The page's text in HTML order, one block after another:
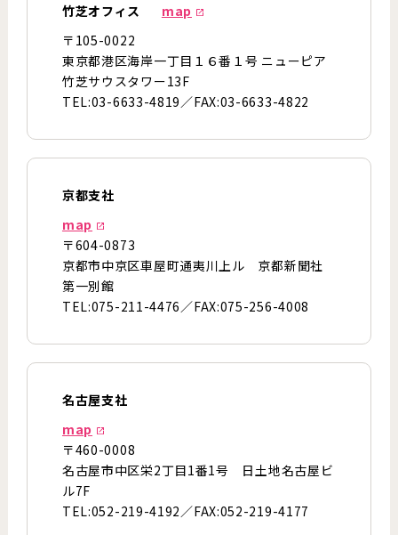
竹芝オフィス
map
〒105-0022
東京都港区海岸一丁目１６番１号 ニューピア
竹芝サウスタワー13F
TEL:03-6633-4819／FAX:03-6633-4822
京都支社
map
〒604-0873
京都市中京区車屋町通夷川上ル 京都新聞社
第一別館
TEL:075-211-4476／FAX:075-256-4008
名古屋支社
map
〒460-0008
名古屋市中区栄2丁目1番1号 日土地名古屋ビ
ル7F
TEL:052-219-4192／FAX:052-219-4177